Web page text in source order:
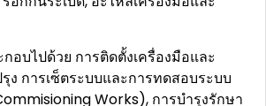
กอบไปด้วย การติดตั้งเครื่องมือและ
ง การเซ็ตระบบและการทดสอบระบบ
Works), การบำรุงรักษา